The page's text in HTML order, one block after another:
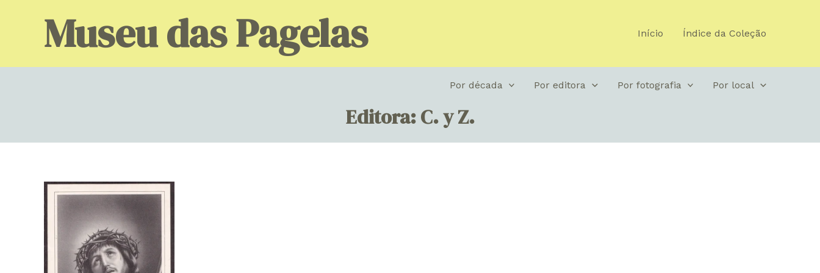
Museu das Pagelas Início Índice da Coleção
Por década Por editora Por fotografia Por local
Editora: C. y Z.